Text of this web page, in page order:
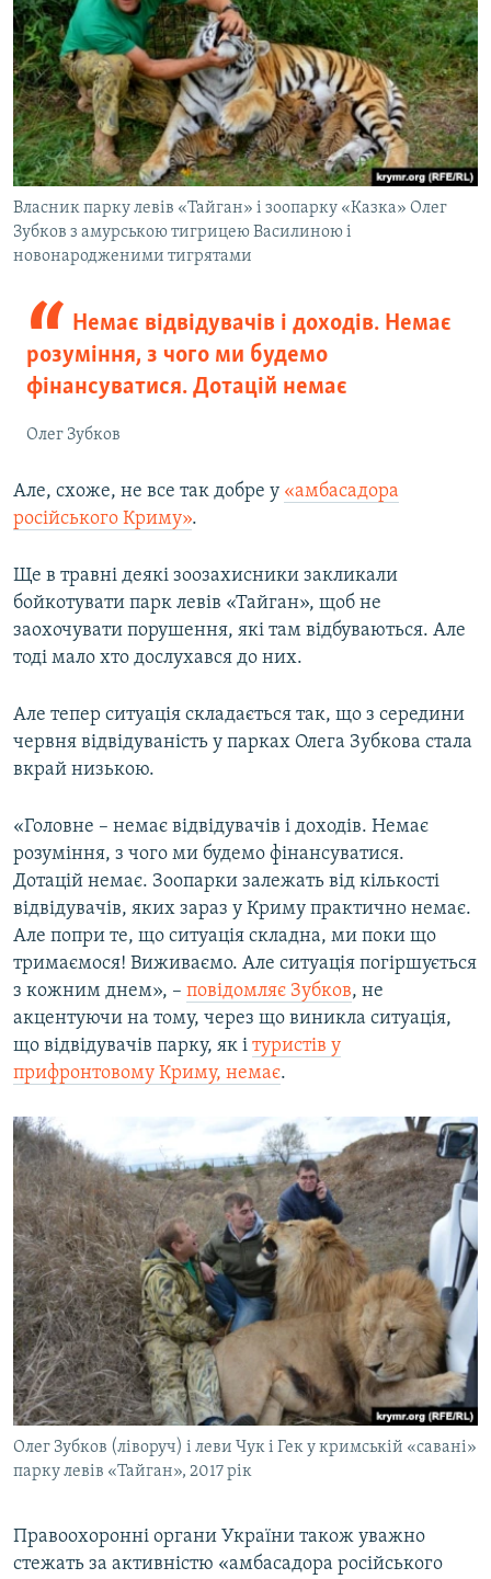
Власник парку левів «Тайган» і зоопарку «Казка» Олег
Зубков з амурською тигрицею Василиною і
новонародженими тигрятами
Немає відвідувачів і доходів. Немає
розуміння, з чого ми будемо
фінансуватися. Дотацій немає
Олег Зубков
Але, схоже, не все так добре у «амбасадора
російського Криму».
Ще в травні деякі зоозахисники закликали
бойкотувати парк левів «Тайган», щоб не
заохочувати порушення, які там відбуваються. Але
тоді мало хто дослухався до них.
Але тепер ситуація складається так, що з середини
червня відвідуваність у парках Олега Зубкова стала
вкрай низькою.
«Головне – немає відвідувачів і доходів. Немає
розуміння, з чого ми будемо фінансуватися.
Дотацій немає. Зоопарки залежать від кількості
відвідувачів, яких зараз у Криму практично немає.
Але попри те, що ситуація складна, ми поки що
тримаємося! Виживаємо. Але ситуація погіршується
з кожним днем», – повідомляє Зубков, не
акцентуючи на тому, через що виникла ситуація,
що відвідувачів парку, як і туристів у
прифронтовому Криму, немає.
Олег Зубков (ліворуч) і леви Чук і Гек у кримській «савані»
парку левів «Тайган», 2017 рік
Правоохоронні органи України також уважно
стежать за активністю «амбасадора російського